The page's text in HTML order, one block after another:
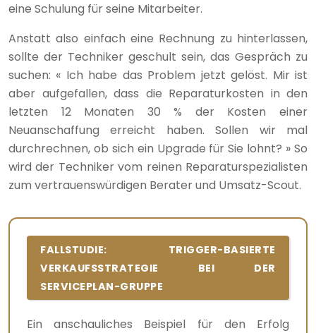
eine Schulung für seine Mitarbeiter.
Anstatt also einfach eine Rechnung zu hinterlassen,
sollte der Techniker geschult sein, das Gespräch zu
suchen: « Ich habe das Problem jetzt gelöst. Mir ist
aber aufgefallen, dass die Reparaturkosten in den
letzten 12 Monaten 30 % der Kosten einer
Neuanschaffung erreicht haben. Sollen wir mal
durchrechnen, ob sich ein Upgrade für Sie lohnt? » So
wird der Techniker vom reinen Reparaturspezialisten
zum vertrauenswürdigen Berater und Umsatz-Scout.
FALLSTUDIE: TRIGGER-BASIERTE
VERKAUFSSTRATEGIE BEI DER
SERVICEPLAN-GRUPPE
Ein anschauliches Beispiel für den Erfolg